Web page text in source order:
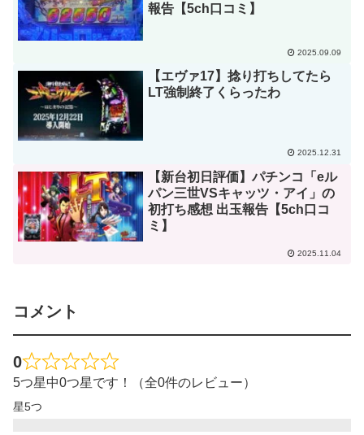
報告【5ch口コミ】
2025.09.09
【エヴァ17】捻り打ちしてたら
LT強制終了くらったわ
2025.12.31
【新台初日評価】パチンコ「eル
パン三世VSキャッツ・アイ」の
初打ち感想 出玉報告【5ch口コ
ミ】
2025.11.04
コメント
0
5つ星中0つ星です！（全0件のレビュー）
星5つ